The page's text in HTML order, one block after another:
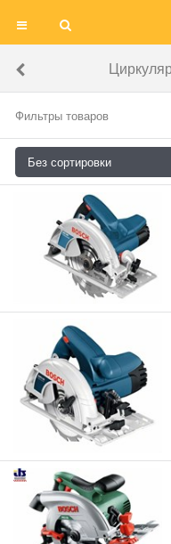
Фильтры товаров